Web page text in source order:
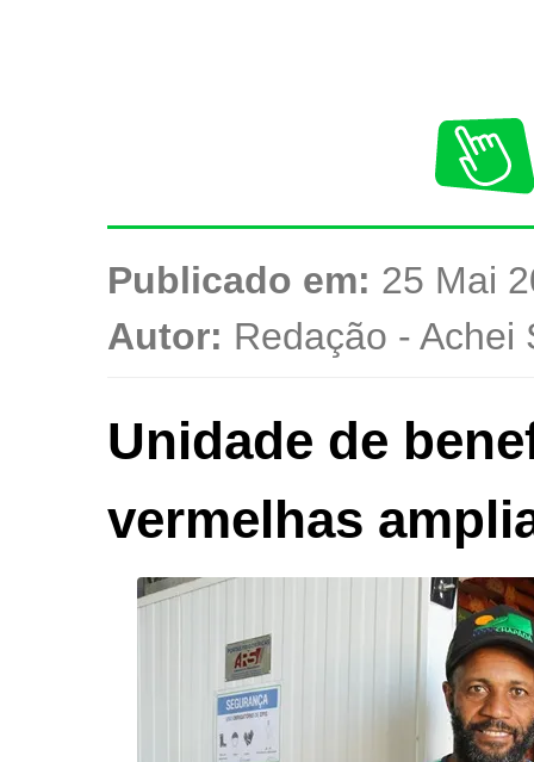
Publicado em: 25 Mai
Autor: Redação - Achei
Unidade de
vermelhas